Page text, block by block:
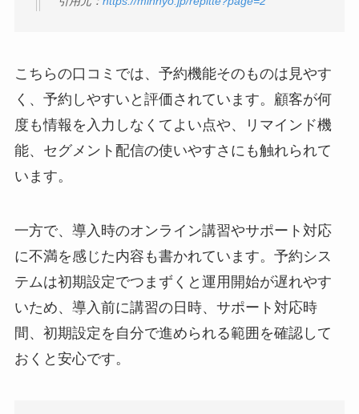
こちらの口コミでは、予約機能そのものは見やす
く、予約しやすいと評価されています。顧客が何
度も情報を入力しなくてよい点や、リマインド機
能、セグメント配信の使いやすさにも触れられて
います。
一方で、導入時のオンライン講習やサポート対応
に不満を感じた内容も書かれています。予約シス
テムは初期設定でつまずくと運用開始が遅れやす
いため、導入前に講習の日時、サポート対応時
間、初期設定を自分で進められる範囲を確認して
おくと安心です。